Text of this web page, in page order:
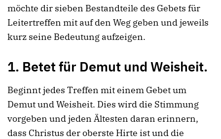
möchte dir sieben Bestandteile des Gebets für
Leitertreffen mit auf den Weg geben und jeweils
kurz seine Bedeutung aufzeigen.
1. Betet für Demut und Weisheit.
Beginnt jedes Treffen mit einem Gebet um
Demut und Weisheit. Dies wird die Stimmung
vorgeben und jeden Ältesten daran erinnern,
dass Christus der oberste Hirte ist und die